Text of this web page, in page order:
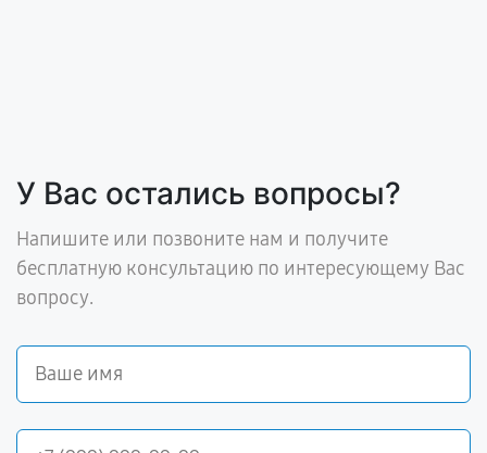
У Вас остались вопросы?
Напишите или позвоните нам и получите
бесплатную консультацию по интересующему Вас
вопросу.